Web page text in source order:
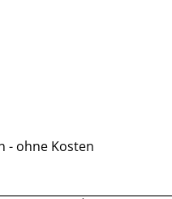
- ohne Kosten